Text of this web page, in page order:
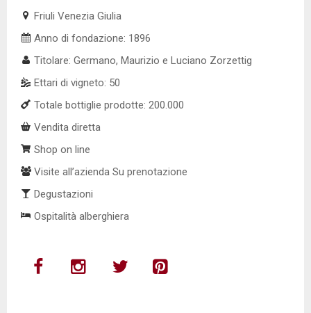
Friuli Venezia Giulia
Anno di fondazione: 1896
Titolare: Germano, Maurizio e Luciano Zorzettig
Ettari di vigneto: 50
Totale bottiglie prodotte: 200.000
Vendita diretta
Shop on line
Visite all’azienda Su prenotazione
Degustazioni
Ospitalità alberghiera